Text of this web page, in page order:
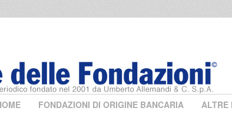
FONDAZIONI DI ORIGINE BANCARIA ALTRE